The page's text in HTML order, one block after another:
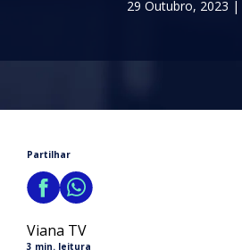
29 Outubro, 2023 |
Partilhar
Viana TV
3 min. leitura